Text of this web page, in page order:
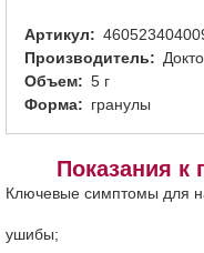
Артикул
Производитель
Объем
5 г
Форма
гранулы
Показания к
Ключевые симптомы для
ушибы;